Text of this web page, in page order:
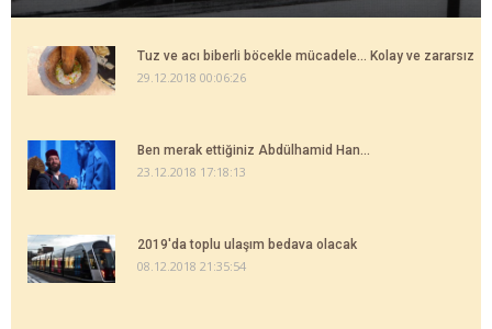
Tuz ve acı biberli böcekle mücadele... Kolay ve zararsız
29.12.2018 00:06:26
Ben merak ettiğiniz Abdülhamid Han...
23.12.2018 17:18:13
2019'da toplu ulaşım bedava olacak
08.12.2018 21:35:54